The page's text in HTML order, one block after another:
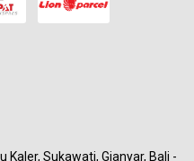
Kaler, Sukawati, Gianyar, Bali -